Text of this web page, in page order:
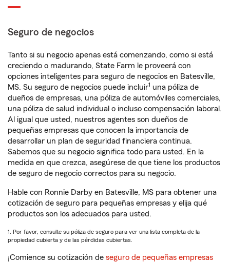
Seguro de negocios
Tanto si su negocio apenas está comenzando, como si está
creciendo o madurando, State Farm le proveerá con
opciones inteligentes para seguro de negocios en Batesville,
MS. Su seguro de negocios puede incluir1 una póliza de
dueños de empresas, una póliza de automóviles comerciales,
una póliza de salud individual o incluso compensación laboral.
Al igual que usted, nuestros agentes son dueños de
pequeñas empresas que conocen la importancia de
desarrollar un plan de seguridad financiera continua.
Sabemos que su negocio significa todo para usted. En la
medida en que crezca, asegúrese de que tiene los productos
de seguro de negocio correctos para su negocio.
Hable con Ronnie Darby en Batesville, MS para obtener una
cotización de seguro para pequeñas empresas y elija qué
productos son los adecuados para usted.
1. Por favor, consulte su póliza de seguro para ver una lista completa de la
propiedad cubierta y de las pérdidas cubiertas.
¡Comience su cotización de seguro de pequeñas empresas